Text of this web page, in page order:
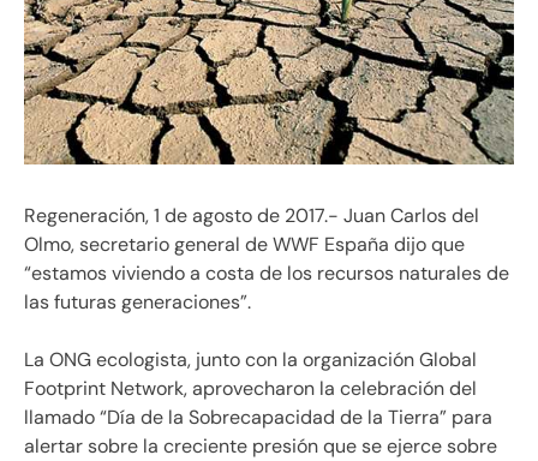
Regeneración, 1 de agosto de 2017.- Juan Carlos del
Olmo, secretario general de WWF España dijo que
“estamos viviendo a costa de los recursos naturales de
las futuras generaciones”.
La ONG ecologista, junto con la organización Global
Footprint Network, aprovecharon la celebración del
llamado “Día de la Sobrecapacidad de la Tierra” para
alertar sobre la creciente presión que se ejerce sobre